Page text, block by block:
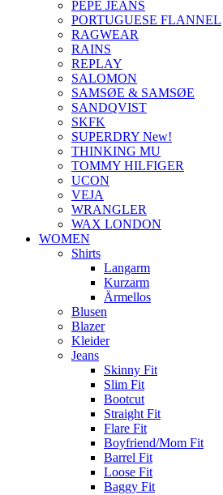
PEPE JEANS
PORTUGUESE FLANNEL
RAGWEAR
RAINS
REPLAY
SALOMON
SAMSØE & SAMSØE
SANDQVIST
SKFK
SUPERDRY New!
THINKING MU
TOMMY HILFIGER
UCON
VEJA
WRANGLER
WAX LONDON
WOMEN
Shirts
Langarm
Kurzarm
Ärmellos
Blusen
Blazer
Kleider
Jeans
Skinny Fit
Slim Fit
Bootcut
Straight Fit
Flare Fit
Boyfriend/Mom Fit
Barrel Fit
Loose Fit
Baggy Fit